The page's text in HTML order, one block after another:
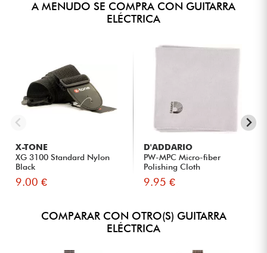
A MENUDO SE COMPRA CON GUITARRA
ELÉCTRICA
X-TONE
XG 3100 Standard Nylon
Black
9.00 €
D'ADDARIO
PW-MPC Micro-fiber
Polishing Cloth
9.95 €
COMPARAR CON OTRO(S) GUITARRA
ELÉCTRICA